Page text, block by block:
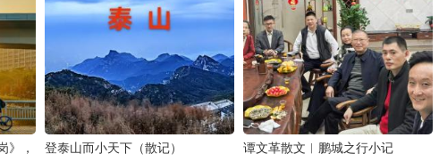
》，
登泰山而小天下（散记） 谭文革散文︱鹏城之行小记